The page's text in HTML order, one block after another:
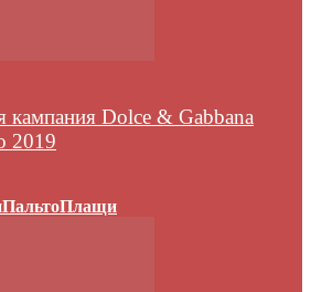
кампания Dolce & Gabbana
2019
ПальтоПлащи